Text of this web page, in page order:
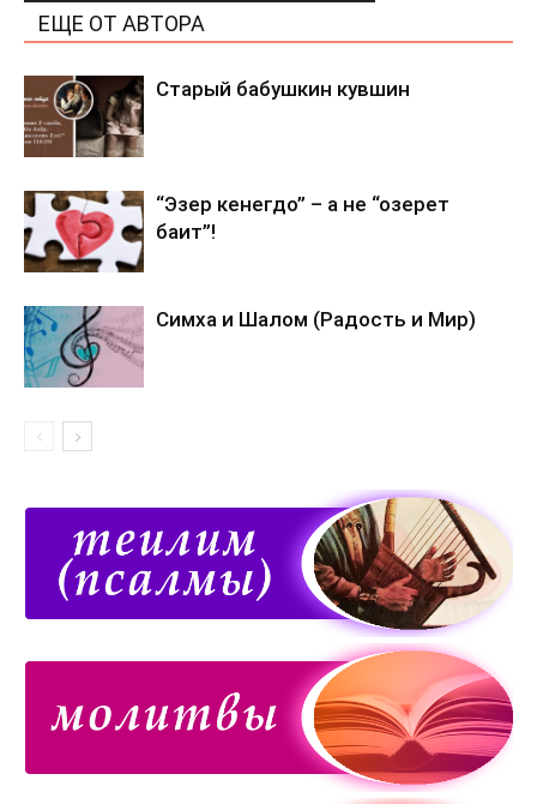
ЕЩЕ ОТ АВТОРА
Старый бабушкин кувшин
“Эзер кенегдо” – а не “озерет
баит”!
Симха и Шалом (Радость и Мир)